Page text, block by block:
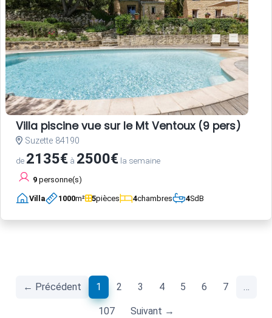
Villa piscine vue sur le Mt Ventoux (9 pers)
Suzette 84190
de 2135€ à 2500€ la semaine
9 personne(s)
Villa 1000m² 5pièces 4chambres 4SdB
← Précédent 1 (current)
2 3 4 5 6 7 …
107 Suivant →